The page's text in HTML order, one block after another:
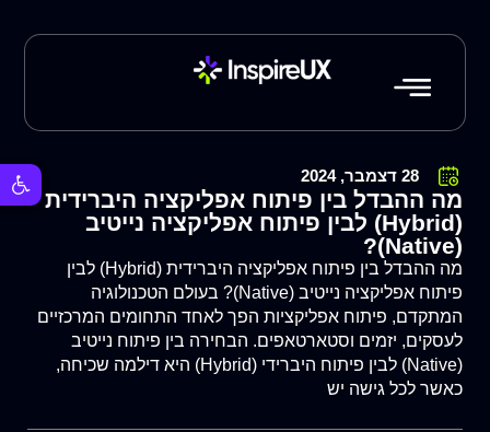
פתח 28 דצמבר, 2024
מה ההבדל בין פיתוח אפליקציה היברידית
(Hybrid) לבין פיתוח אפליקציה נייטיב
(Native)?
מה ההבדל בין פיתוח אפליקציה היברידית (Hybrid) לבין
פיתוח אפליקציה נייטיב (Native)? בעולם הטכנולוגיה
המתקדם, פיתוח אפליקציות הפך לאחד התחומים המרכזיים
לעסקים, יזמים וסטארטאפים. הבחירה בין פיתוח נייטיב
(Native) לבין פיתוח היברידי (Hybrid) היא דילמה שכיחה,
כאשר לכל גישה יש